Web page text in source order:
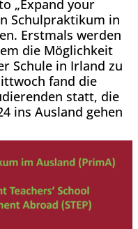
„Expand your
Schulpraktikum in
Erstmals werden
die Möglichkeit
Schule in Irland zu
fand die
statt, die
ins Ausland gehen